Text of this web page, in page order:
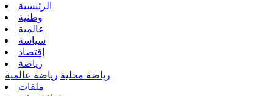
الرئيسية
وطنية
عالمية
سياسة
إقتصاد
رياضة
رياضة محلية رياضة عالمية
ملفات